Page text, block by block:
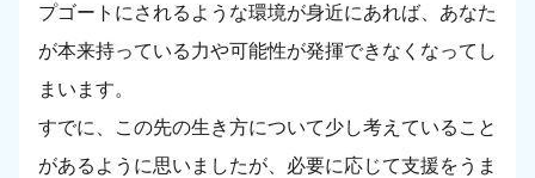
プゴートにされるような環境が身近にあれば、あなた
が本来持っている力や可能性が発揮できなくなってし
まいます。
すでに、この先の生き方について少し考えていること
があるように思いましたが、必要に応じて支援をうま